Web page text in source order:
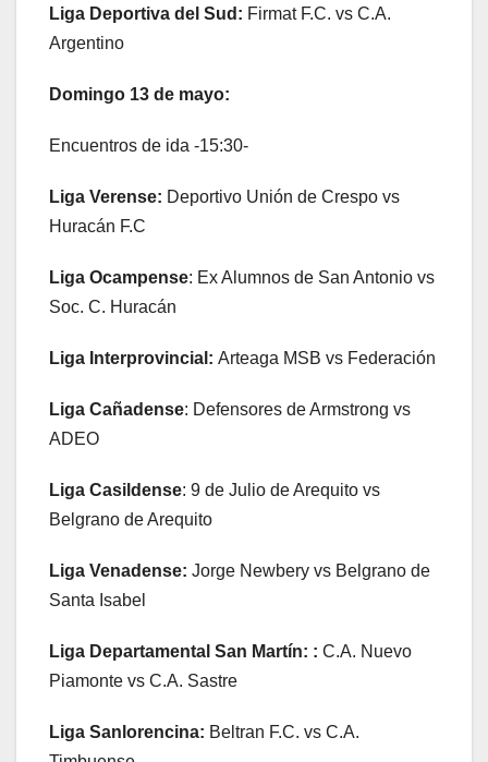
Liga Deportiva del Sud: Firmat F.C. vs C.A.
Argentino
Domingo 13 de mayo:
Encuentros de ida -15:30-
Liga Verense: Deportivo Unión de Crespo vs
Huracán F.C
Liga Ocampense: Ex Alumnos de San Antonio vs
Soc. C. Huracán
Liga Interprovincial: Arteaga MSB vs Federación
Liga Cañadense: Defensores de Armstrong vs
ADEO
Liga Casildense: 9 de Julio de Arequito vs
Belgrano de Arequito
Liga Venadense: Jorge Newbery vs Belgrano de
Santa Isabel
Liga Departamental San Martín: : C.A. Nuevo
Piamonte vs C.A. Sastre
Liga Sanlorencina: Beltran F.C. vs C.A.